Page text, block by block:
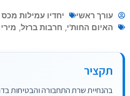
עורך ראשי
יחדיו עמילות מכס
האיום החות'י, חרבות ברזל,
תקציר
בהנחיית שרת התחבורה והבטיחות